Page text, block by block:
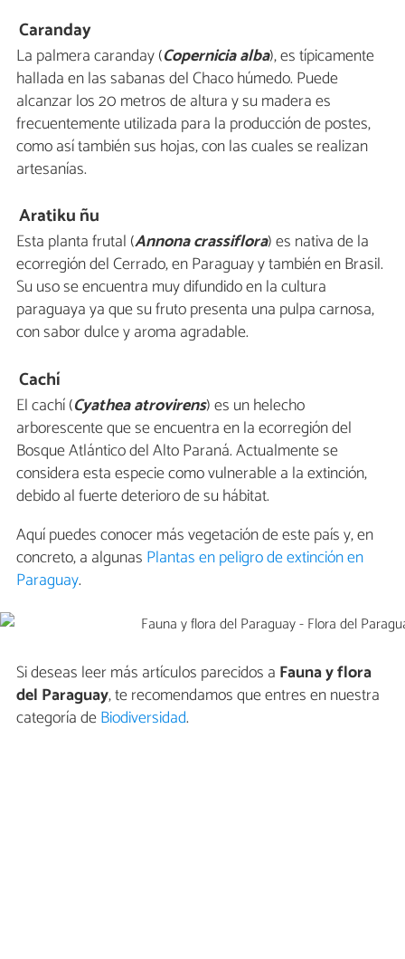
Caranday
La palmera caranday (Copernicia alba), es típicamente
hallada en las sabanas del Chaco húmedo. Puede
alcanzar los 20 metros de altura y su madera es
frecuentemente utilizada para la producción de postes,
como así también sus hojas, con las cuales se realizan
artesanías.
Aratiku ñu
Esta planta frutal (Annona crassiflora) es nativa de la
ecorregión del Cerrado, en Paraguay y también en Brasil.
Su uso se encuentra muy difundido en la cultura
paraguaya ya que su fruto presenta una pulpa carnosa,
con sabor dulce y aroma agradable.
Cachí
El cachí (Cyathea atrovirens) es un helecho
arborescente que se encuentra en la ecorregión del
Bosque Atlántico del Alto Paraná. Actualmente se
considera esta especie como vulnerable a la extinción,
debido al fuerte deterioro de su hábitat.
Aquí puedes conocer más vegetación de este país y, en
concreto, a algunas Plantas en peligro de extinción en
Paraguay.
Si deseas leer más artículos parecidos a Fauna y flora
del Paraguay, te recomendamos que entres en nuestra
categoría deBiodiversidad.